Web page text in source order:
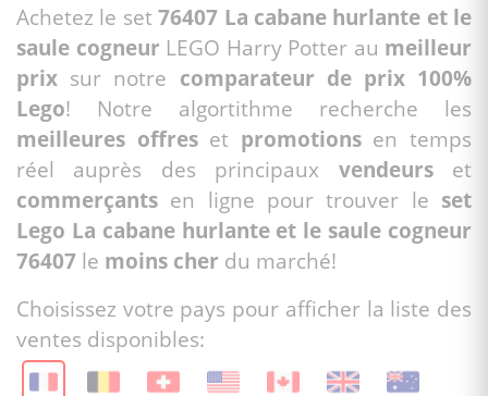
Achetez le set76407 La cabane hurlante et le
saule cogneur LEGO Harry Potter au meilleur
prix sur notre comparateur de prix 100%
Lego! Notre algortithme recherche les
meilleures offreset promotionsen temps
réel auprès des principaux vendeurset
commerçants en ligne pour trouver le set
Lego La cabane hurlante et le saule cogneur
76407 le moins cher du marché!
Choisissez votre pays pour afficher la liste des
ventes disponibles: